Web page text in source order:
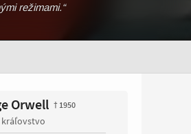
režimami.“
Orwell † 1950
kráľovstvo